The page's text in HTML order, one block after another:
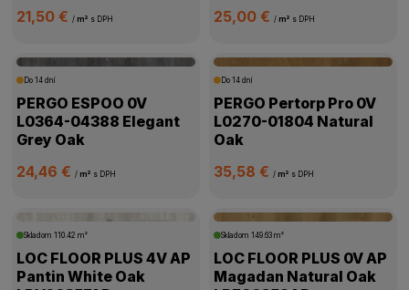
21,50 €/ m² s DPH 25,00 € / m² s DPH
Do 14 dní
PERGO ESPOO 0V
L0364-04388 Elegant
Grey Oak
24,46 €/ m² s DPH
Do 14 dní
PERGO Pertorp Pro 0V
L0270-01804 Natural
Oak
35,58 € / m² s DPH
Skladom110.42 m²
LOC FLOOR PLUS 4V AP
Pantin White Oak
Skladom 149.63 m²
LOC FLOOR PLUS 0V AP
Magadan Natural Oak